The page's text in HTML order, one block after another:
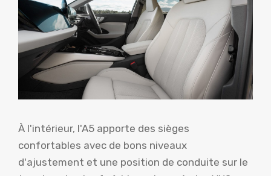
À l'intérieur, l'A5 apporte des sièges
confortables avec de bons niveaux
d'ajustement et une position de conduite sur le